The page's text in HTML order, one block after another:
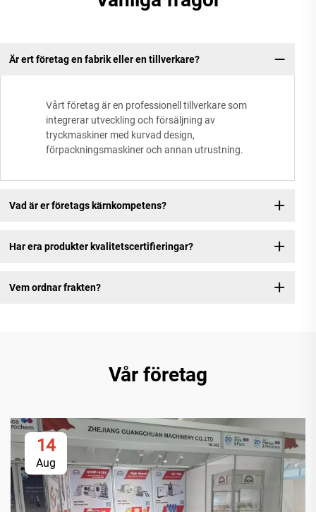
Är ert företag en fabrik eller en tillverkare?
Vårt företag är en professionell tillverkare som
integrerar utveckling och försäljning av
tryckmaskiner med kurvad design,
förpackningsmaskiner och annan utrustning.
Vad är er företags kärnkompetens?
Har era produkter kvalitetscertifieringar?
Vem ordnar frakten?
Vår företag
14
Aug